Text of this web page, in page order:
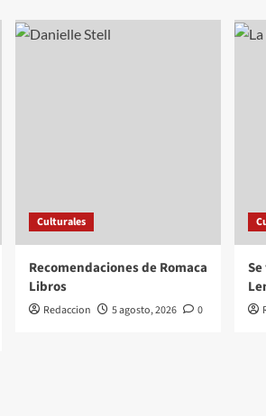
Culturales
Recomendaciones de Romaca
Libros
Redaccion 5 agosto, 2026 0